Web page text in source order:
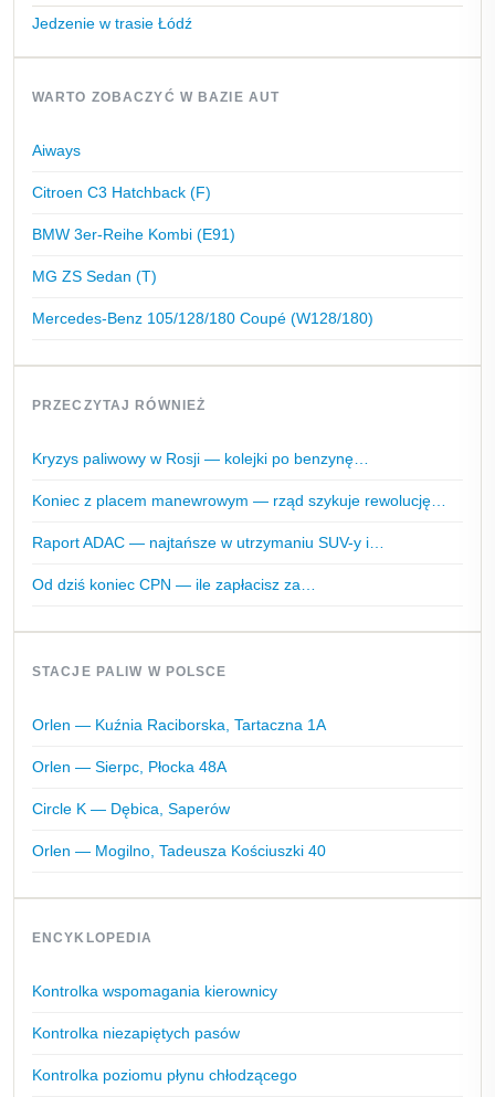
Jedzenie w trasie Łódź
WARTO ZOBACZYĆ W BAZIE AUT
Aiways
Citroen C3 Hatchback (F)
BMW 3er-Reihe Kombi (E91)
MG ZS Sedan (T)
Mercedes-Benz 105/128/180 Coupé (W128/180)
PRZECZYTAJ RÓWNIEŻ
Kryzys paliwowy w Rosji — kolejki po benzynę…
Koniec z placem manewrowym — rząd szykuje rewolucję…
Raport ADAC — najtańsze w utrzymaniu SUV-y i…
Od dziś koniec CPN — ile zapłacisz za…
STACJE PALIW W POLSCE
Orlen — Kuźnia Raciborska, Tartaczna 1A
Orlen — Sierpc, Płocka 48A
Circle K — Dębica, Saperów
Orlen — Mogilno, Tadeusza Kościuszki 40
ENCYKLOPEDIA
Kontrolka wspomagania kierownicy
Kontrolka niezapiętych pasów
Kontrolka poziomu płynu chłodzącego